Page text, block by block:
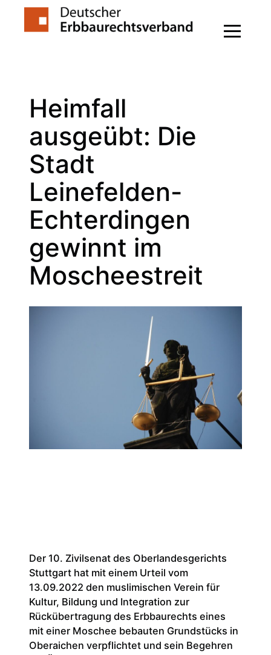
Zum
Heimfall
ausgeübt: Die
Stadt
Leinefelden-
Echterdingen
gewinnt im
Moscheestreit
Der 10. Zivilsenat des Oberlandesgerichts
Stuttgart hat mit einem Urteil vom
13.09.2022 den muslimischen Verein für
Kultur, Bildung und Integration zur
Rückübertragung des Erbbaurechts eines
mit einer Moschee bebauten Grundstücks in
Oberaichen verpflichtet und sein Begehren